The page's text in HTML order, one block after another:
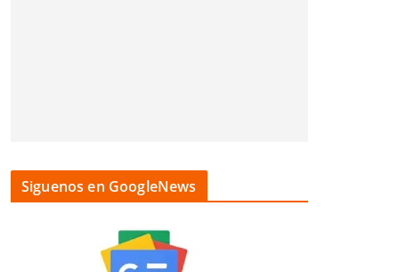
Siguenos en GoogleNews